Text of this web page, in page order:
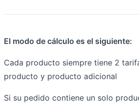
El modo de cálculo es el siguiente:
Cada producto siempre tiene 2
producto y producto adicional
Si su pedido contiene un solo